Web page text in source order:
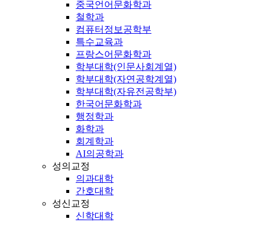
중국언어문화학과
철학과
컴퓨터정보공학부
특수교육과
프랑스어문화학과
학부대학(인문사회계열)
학부대학(자연공학계열)
학부대학(자유전공학부)
한국어문화학과
행정학과
화학과
회계학과
AI의공학과
성의교정
의과대학
간호대학
성신교정
신학대학